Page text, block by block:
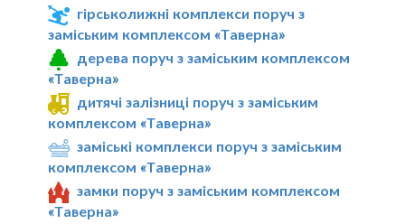
гірськолижні комплекси поруч з
заміським комплексом «Таверна»
дерева поруч з заміським комплексом
«Таверна»
дитячі залізниці поруч з заміським
комплексом «Таверна»
заміські комплекси поруч з заміським
комплексом «Таверна»
замки поруч з заміським комплексом
«Таверна»